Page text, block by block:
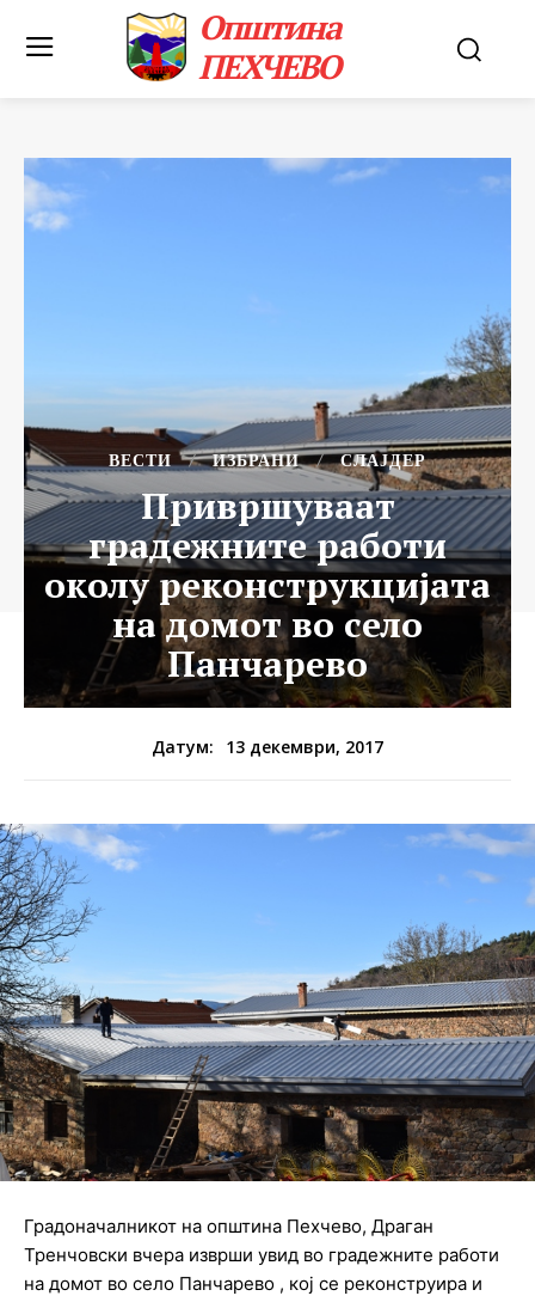
Општина
ПЕХЧЕВО
ВЕСТИ ИЗБРАНИ СЛАЈДЕР
Привршуваат
градежните работи
околу реконструкцијата
на домот во село
Панчарево
Датум: 13 декември, 2017
Градоначалникот на општина Пехчево, Драган
Тренчовски вчера изврши увид во градежните работи
на домот во село Панчарево , кој се реконструира и